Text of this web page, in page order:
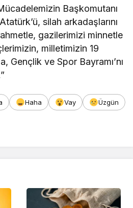
Başkomutanı
silah arkadaşlarını
gazilerimizi minnetle
milletimizin 19
Gençlik ve Spor Bayramı’nı
Haha Vay
Üzgün